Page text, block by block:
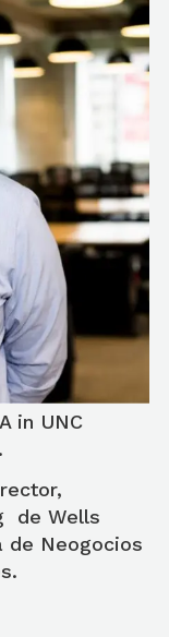
in UNC
de Wells
de Neogocios